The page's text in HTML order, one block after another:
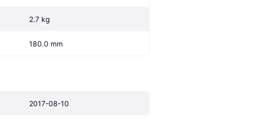
2.7 kg
180.0 mm
2017-08-10